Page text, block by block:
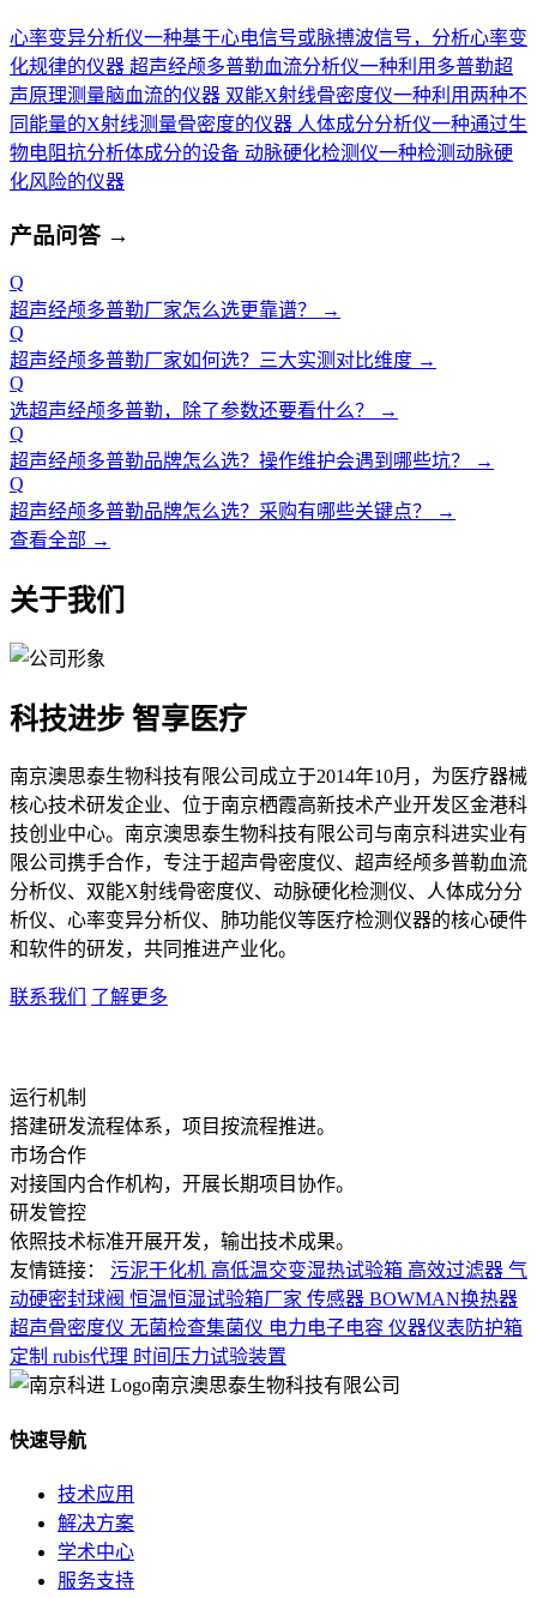
心率变异分析仪一种基于心电信号或脉搏波信号，分析心率变
化规律的仪器 超声经颅多普勒血流分析仪一种利用多普勒超
声原理测量脑血流的仪器 双能X射线骨密度仪一种利用两种不
同能量的X射线测量骨密度的仪器 人体成分分析仪一种通过生
物电阻抗分析体成分的设备 动脉硬化检测仪一种检测动脉硬
化风险的仪器
产品问答 →
Q
超声经颅多普勒厂家怎么选更靠谱？
→
Q
超声经颅多普勒厂家如何选？三大实测对比维度 →
Q
选超声经颅多普勒，除了参数还要看什么？
→
Q
超声经颅多普勒品牌怎么选？操作维护会遇到哪些坑？
→
Q
超声经颅多普勒品牌怎么选？采购有哪些关键点？
→
查看全部 →
关于我们
科技进步 智享医疗
南京澳思泰生物科技有限公司成立于2014年10月，为医疗器械
核心技术研发企业、位于南京栖霞高新技术产业开发区金港科
技创业中心。南京澳思泰生物科技有限公司与南京科进实业有
限公司携手合作，专注于超声骨密度仪、超声经颅多普勒血流
分析仪、双能X射线骨密度仪、动脉硬化检测仪、人体成分分
析仪、心率变异分析仪、肺功能仪等医疗检测仪器的核心硬件
和软件的研发，共同推进产业化。
联系我们 了解更多
运行机制
搭建研发流程体系，项目按流程推进。
市场合作
对接国内合作机构，开展长期项目协作。
研发管控
依照技术标准开展开发，输出技术成果。
友情链接：
污泥干化机 高低温交变湿热试验箱 高效过滤器 气
动硬密封球阀 恒温恒湿试验箱厂家 传感器 BOWMAN换热器
超声骨密度仪 无菌检查集菌仪 电力电子电容 仪器仪表防护箱
定制 rubis代理 时间压力试验装置
南京澳思泰生物科技有限公司
快速导航
技术应用
解决方案
学术中心
服务支持